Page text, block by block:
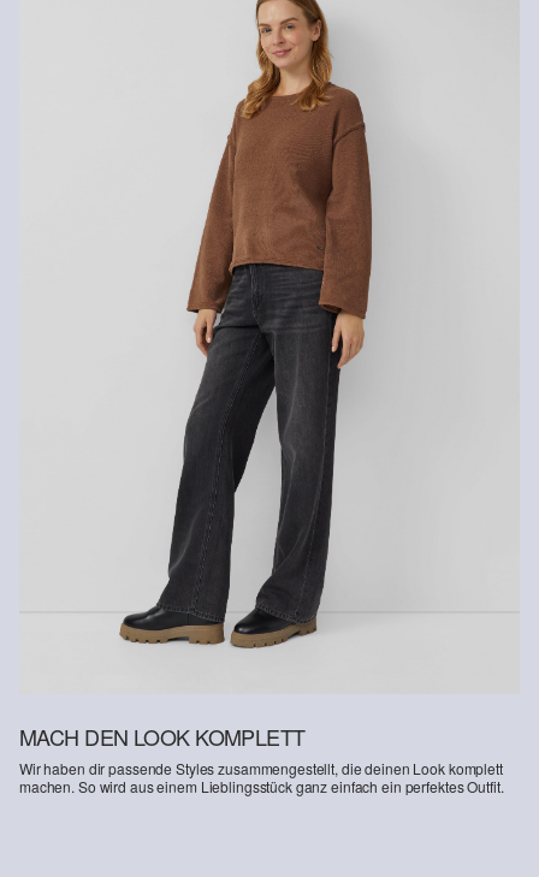
Chlorbleiche nicht möglich
Nicht für den Trockner geeignet
Keine chemische Reinigung möglich
Spezialschonwaschgang 30°
geringeren Bestellwert betragen die Versandkosten für eine
Standardlieferung ebenfalls 3,95 €). Für VIP Kunden entfallen die
Die Rückgabegebühr beträgt 2,99 € für Gast und Fashion Card
Kunden. Für VIP Kunden entfällt die Rückgabegebühr. Die
Versandkosten für die Rücklieferung werden vom
Rückerstattungsbetrag abgezogen.
Gastkunden können ihre Artikel innerhalb von 14 Tagen nach
Erhalt der Ware an uns zurückschicken. Fashion Card und VIP
Kunden haben nach Erhalt der Ware 30 Tage Zeit, um ihre Artikel
an uns zurückzusenden.
Weitere Informationen sind unserer „Hilfe & FAQ
Deine Retoure kannst du HIER online anmelden.
MACH DEN LOOK KOMPLETT
Wir haben dir passende Styles zusammengestellt, die deinen Look komplett
machen. So wird aus einem Lieblingsstück ganz einfach ein perfektes Outfit.